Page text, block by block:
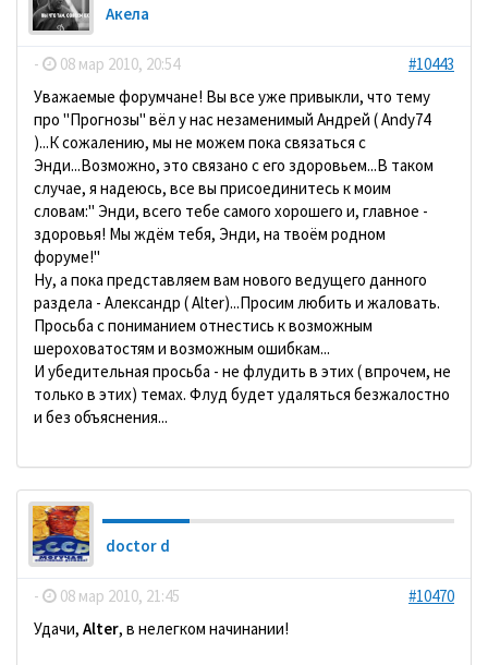
Акела
- 08 мар 2010, 20:54
#10443
Уважаемые форумчане! Вы все уже привыкли, что тему
про "Прогнозы" вёл у нас незаменимый Андрей ( Andy74
)...К сожалению, мы не можем пока связаться с
Энди...Возможно, это связано с его здоровьем...В таком
случае, я надеюсь, все вы присоединитесь к моим
словам:" Энди, всего тебе самого хорошего и, главное -
здоровья! Мы ждём тебя, Энди, на твоём родном
форуме!"
Ну, а пока представляем вам нового ведущего данного
раздела - Александр ( Alter)...Просим любить и жаловать.
Просьба с пониманием отнестись к возможным
шероховатостям и возможным ошибкам...
И убедительная просьба - не флудить в этих ( впрочем, не
только в этих) темах. Флуд будет удаляться безжалостно
и без объяснения...
doctor d
- 08 мар 2010, 21:45
#10470
Удачи, Alter, в нелегком начинании!